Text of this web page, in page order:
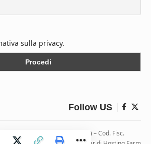
sulla privacy.
Follow US
9 04026 Minturno (LT) – Cod. Fisc.